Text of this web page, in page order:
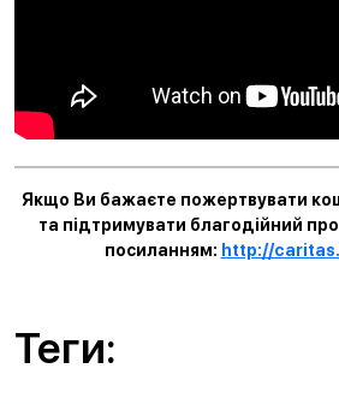
Якщо Ви бажаєте пожертвувати
та підтримувати благодійний
посиланням: http://
Теги: